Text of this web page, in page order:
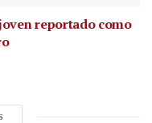
reportado como